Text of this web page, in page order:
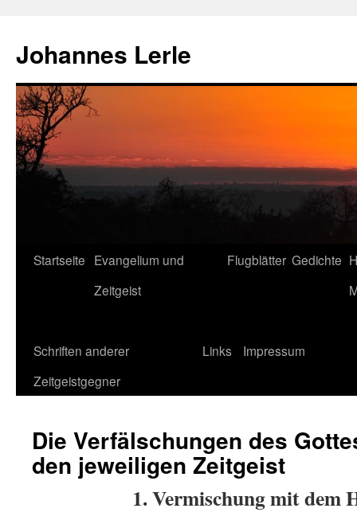
springen
Johannes Lerle
Startseite Evangelium und
Zeitgeist
Flugblätter Gedichte
Schriften anderer
Zeitgeistgegner
Links Impressum
Die Verfälschungen des
den jeweiligen Zeitgeist
1. Vermischung mit dem